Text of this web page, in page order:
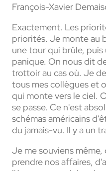
François-Xavier
Exactement. Les
priorités. Je monte au
une tour qui brûle,
panique. On nous dit
trottoir au cas où. Je
tous mes collègues et
qui monte vers le ciel.
se passe. Ce n'est
schémas américains
du jamais-vu. Il y a un
Je me souviens
prendre nos affaires,